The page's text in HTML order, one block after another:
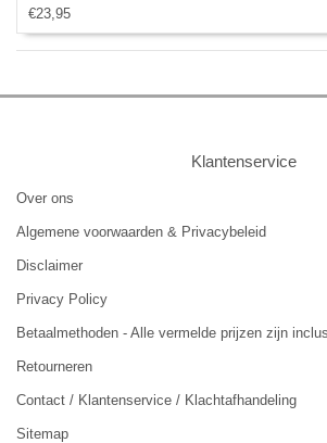
€23,95
Klantenservice
Over ons
Algemene voorwaarden & Privacybeleid
Disclaimer
Privacy Policy
Betaalmethoden - Alle vermelde prijzen zijn
Retourneren
Contact / Klantenservice / Klachtafhandeling
Sitemap